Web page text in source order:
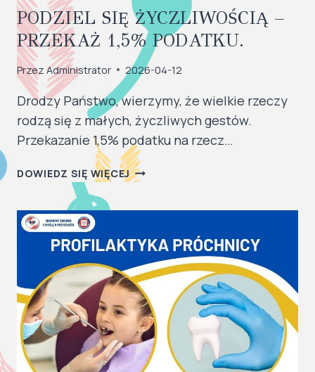
PRAKTYCE
PODZIEL SIĘ ŻYCZLIWOŚCIĄ –
PRZEKAŻ 1,5% PODATKU.
Przez Administrator 2026-04-12
Drodzy Państwo, wierzymy, że wielkie rzeczy
rodzą się z małych, życzliwych gestów.
Przekazanie 1,5% podatku na rzecz…
DOWIEDZ SIĘ WIĘCEJPODZIEL
SIĘ
1,5%
PODATKU.